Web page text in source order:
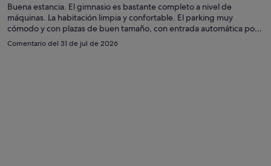
por
persona
Buena estancia. El gimnasio es bastante completo a nivel de
máquinas. La habitación limpia y confortable. El parking muy
cómodo y con plazas de buen tamaño, con entrada automática por
matrícula. ¡Para repetir!
Comentario del 31 de jul de 2026